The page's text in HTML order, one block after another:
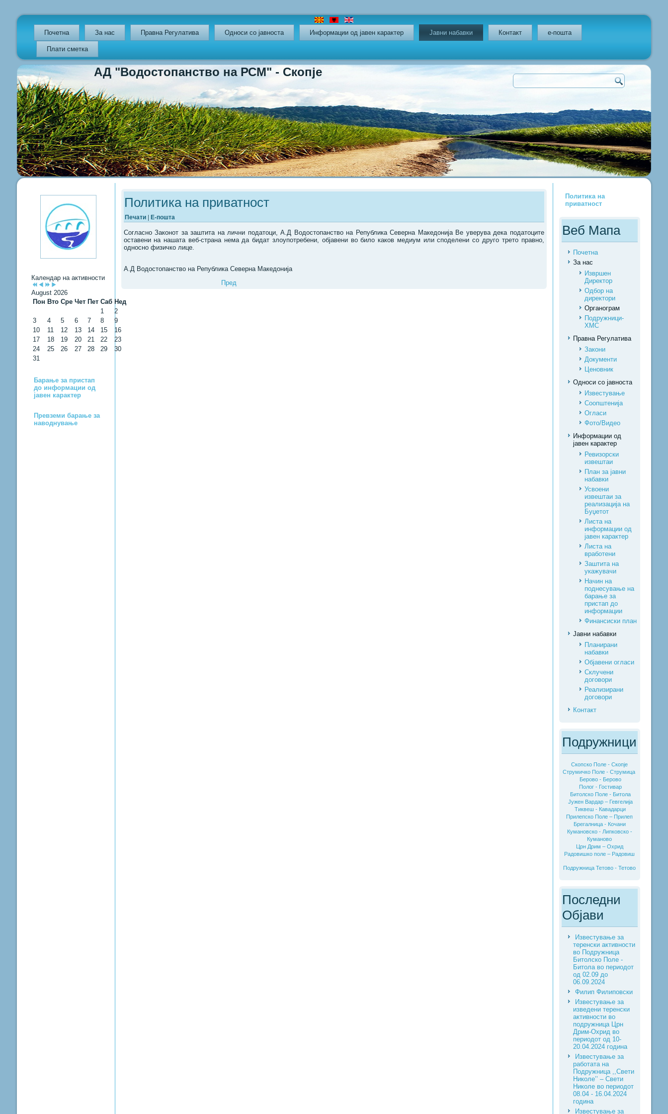
Почетна За нас Правна Регулатива Oдноси со јавноста Информации од јавен карактер Јавни набавки Контакт e-пошта
Плати сметка
АД "Водостопанство на РСМ" - Скопје
Календар на активности
August 2026
Пон Вто Сре Чет Пет Саб Нед
1
2
3
4 5 6 7 8
9
10
11 12 13 14 15
16
17
18 19 20 21 22
23
24
25 26 27 28 29
30
31
Барање за пристап
до информации од
јавен карактер
Превземи барање за
наводнување
Политика на приватност
Печати Е-пошта
Согласно Законот за заштита на лични податоци, А.Д Водостопанство на Република Северна Македонија Ве уверува дека податоците
оставени на нашата веб-страна нема да бидат злоупотребени, објавени во било каков медиум или споделени со друго трето правно,
односно физичко лице.
А.Д Водостопанство на Република Северна Македонија
Пред
Политика на
приватност
Веб Мапа
Почетна
За нас
Извршен
Директор
Одбор на
директори
Органограм
Подружници-
ХМС
Правна Регулатива
Закони
Документи
Ценовник
Односи со јавноста
Известување
Соопштенија
Огласи
Фото/Видео
Информации од
јавен карактер
Ревизорски
извештаи
План за јавни
набавки
Усвоени
извештаи за
реализација на
Буџетот
Листа на
информации од
јавен карактер
Листа на
вработени
Заштита на
укажувачи
Начин на
поднесување на
барање за
пристап до
информации
Финансиски план
Јавни набавки
Планирани
набавки
Објавени огласи
Склучени
договори
Реализирани
договори
Контакт
Подружници
Скопско Поле - Скопје
Струмичко Поле - Струмица
Берово - Берово
Полог - Гостивар
Битолско Поле - Битола
Јужен Вардар – Гевгелија
Тиквеш - Кавадарци
Прилепско Поле – Прилеп
Брегалница - Кочани
Кумановско - Липковско -
Куманово
Црн Дрим – Охрид
Радовишко поле – Радовиш
Подружница Тетово - Тетово
Последни
Објави
Известување за
теренски активности
во Подружница
Битолско Поле -
Битола во периодот
од 02.09 до
06.09.2024
Филип Филиповски
Известување за
изведени теренски
активности во
подружница Црн
Дрим-Охрид во
периодот од 10-
20.04.2024 година
Известување за
работата на
Подружница ,,Свети
Николе’’ – Свети
Николе во периодот
08.04 - 16.04.2024
година
Известување за